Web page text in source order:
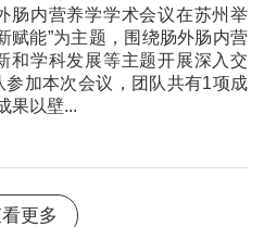
肠内营养学学术会议在苏州举
赋能”为主题，围绕肠外肠内营
和学科发展等主题开展深入交
加本次会议，团队共有1项成
果以壁...
更多